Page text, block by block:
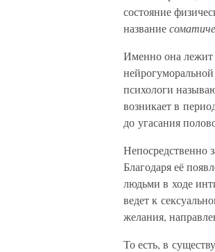
состояние
название
Именно она лежит
психологи
возникает в
до угасания
Непосредственно
Благодаря её
людьми в ходе
ведет к
желания,
То есть, в